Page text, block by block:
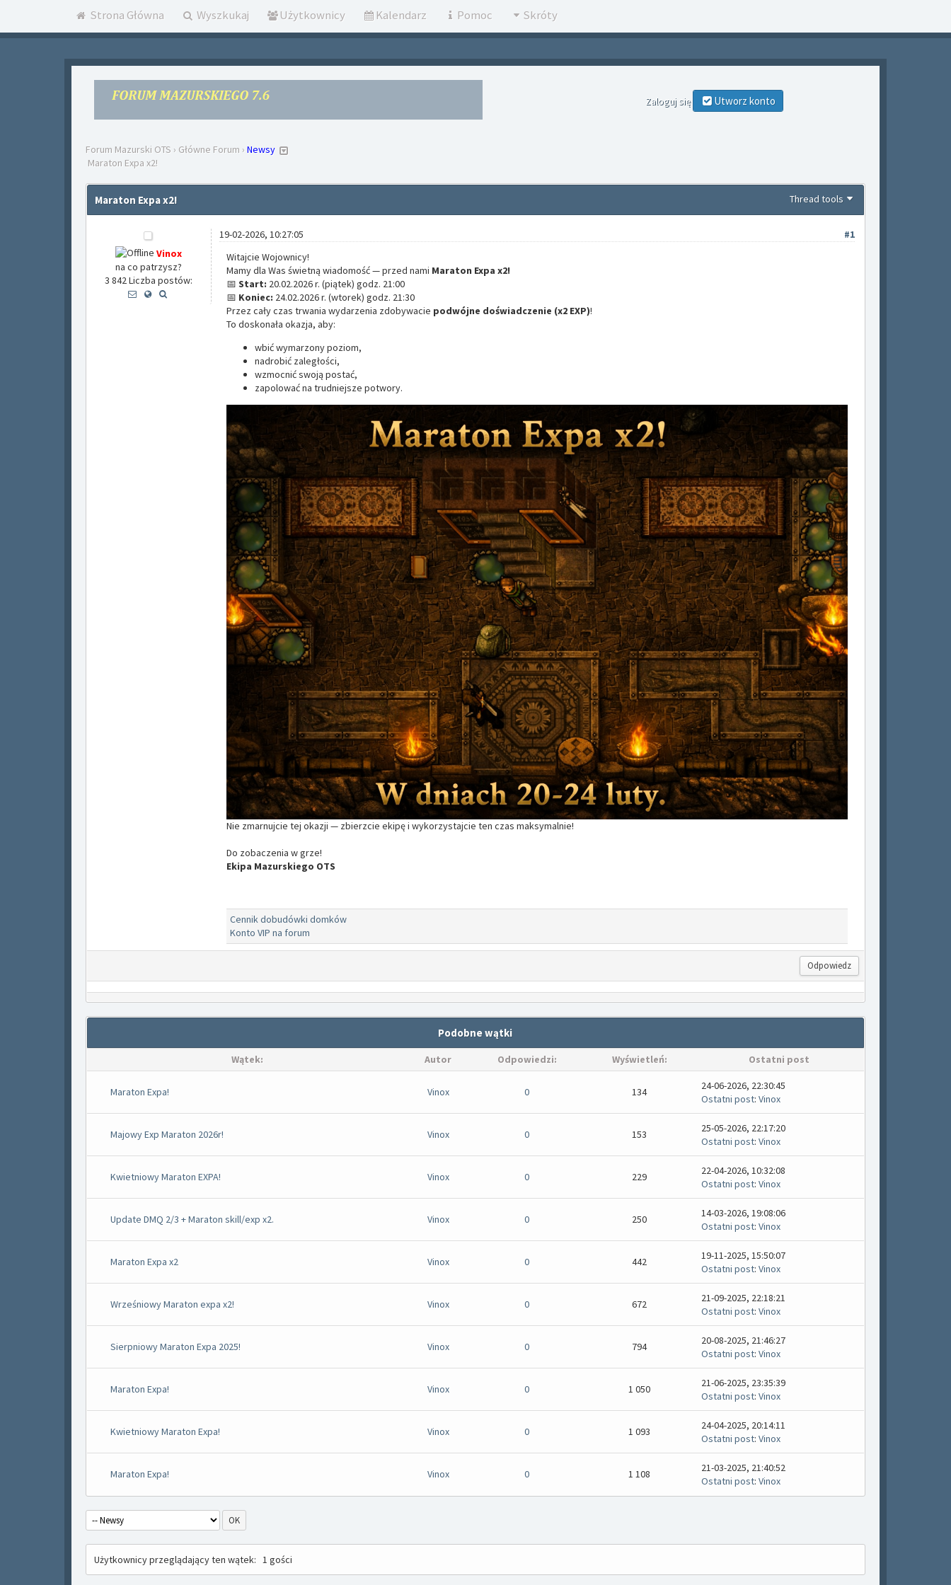
Strona Główna Wyszkukaj Użytkownicy Kalendarz Pomoc Skróty
Zaloguj się Utworz konto
Forum Mazurski OTS › Główne Forum › Newsy
Maraton Expa x2!
Thread tools
Maraton Expa x2!
Vinox
na co patrzysz?
3 842 Liczba postów:
#1
19-02-2026, 10:27:05
Witajcie Wojownicy!
Mamy dla Was świetną wiadomość — przed nami Maraton Expa x2!
📅 Start: 20.02.2026 r. (piątek) godz. 21:00
📅 Koniec: 24.02.2026 r. (wtorek) godz. 21:30
Przez cały czas trwania wydarzenia zdobywacie podwójne doświadczenie (x2 EXP)!
To doskonała okazja, aby:
wbić wymarzony poziom,
nadrobić zaległości,
wzmocnić swoją postać,
zapolować na trudniejsze potwory.
Nie zmarnujcie tej okazji — zbierzcie ekipę i wykorzystajcie ten czas maksymalnie!
Do zobaczenia w grze!
Ekipa Mazurskiego OTS
Cennik dobudówki domków
Konto VIP na forum
Odpowiedz
Podobne wątki
Wątek: Autor Odpowiedzi: Wyświetleń: Ostatni post
Maraton Expa! Vinox 0 134
24-06-2026, 22:30:45
Ostatni post: Vinox
Majowy Exp Maraton 2026r! Vinox 0 153
25-05-2026, 22:17:20
Ostatni post: Vinox
Kwietniowy Maraton EXPA! Vinox 0 229
22-04-2026, 10:32:08
Ostatni post: Vinox
Update DMQ 2/3 + Maraton skill/exp x2. Vinox 0 250
14-03-2026, 19:08:06
Ostatni post: Vinox
Maraton Expa x2 Vinox 0 442
19-11-2025, 15:50:07
Ostatni post: Vinox
Wrześniowy Maraton expa x2! Vinox 0 672
21-09-2025, 22:18:21
Ostatni post: Vinox
Sierpniowy Maraton Expa 2025! Vinox 0 794
20-08-2025, 21:46:27
Ostatni post: Vinox
Maraton Expa! Vinox 0 1 050
21-06-2025, 23:35:39
Ostatni post: Vinox
Kwietniowy Maraton Expa! Vinox 0 1 093
24-04-2025, 20:14:11
Ostatni post: Vinox
Maraton Expa! Vinox 0 1 108
21-03-2025, 21:40:52
Ostatni post: Vinox
Użytkownicy przeglądający ten wątek: 1 gości